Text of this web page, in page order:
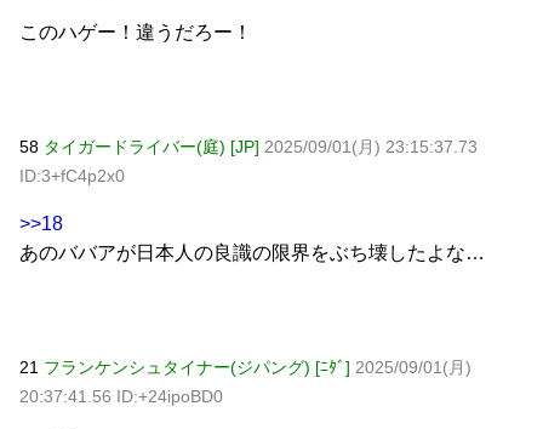
このハゲー！違うだろー！
58 タイガードライバー(庭) [JP] 2025/09/01(月) 23:15:37.73
ID:3+fC4p2x0
>>18
あのババアが日本人の良識の限界をぶち壊したよな…
21 フランケンシュタイナー(ジパング) [ﾆﾀﾞ] 2025/09/01(月)
20:37:41.56 ID:+24ipoBD0